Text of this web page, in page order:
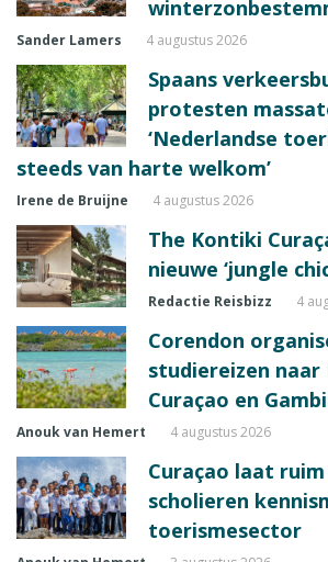
Sander Lamers 4 augustus 2026
Spaans
protesten
‘Nederlandse
steeds van harte welkom’
Irene de Bruijne 4 augustus 2026
The Kontiki
nieuwe ‘jungle
Redactie Reisbizz 4
Corendon
studiereizen naar
Curaçao en
Anouk van Hemert 4 augustus 2026
Curaçao laat ruim
scholieren
toerismesector